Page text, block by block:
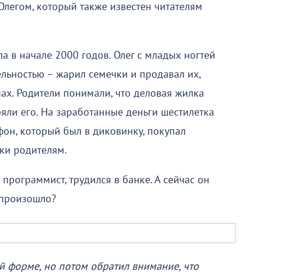
который также известен читателям
в начале 2000 годов. Олег с младых ногтей
– жарил семечки и продавал их,
Родители понимали, что деловая жилка
его. На заработанные деньги шестилетка
который был в диковинку, покупал
родителям.
трудился в банке. А сейчас он
но потом обратил внимание, что